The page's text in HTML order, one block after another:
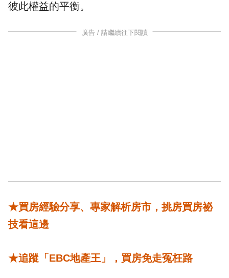
彼此權益的平衡。
廣告 / 請繼續往下閱讀
★買房經驗分享、專家解析房市，挑房買房祕
技看這邊
★追蹤「EBC地產王」，買房免走冤枉路